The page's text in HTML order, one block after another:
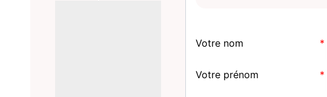
Votre nom
Votre prénom